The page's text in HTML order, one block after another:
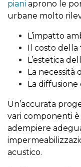
piani aprono le
urbane molto
L’impatto
Il costo della
L’estetica
La necessità
La diffusione
Un’accurata
vari componenti
adempiere
acustico.